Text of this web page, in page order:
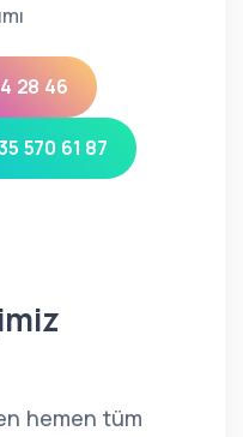
28 46
570 61 87
hemen tüm